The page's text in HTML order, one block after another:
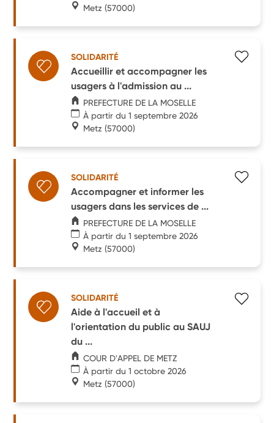
Metz (57000)
SOLIDARITÉ
Accueillir et accompagner les
usagers à l'admission au ...
PREFECTURE DE LA MOSELLE
À partir du 1 septembre 2026
Metz (57000)
SOLIDARITÉ
Accompagner et informer les
usagers dans les services de ...
PREFECTURE DE LA MOSELLE
À partir du 1 septembre 2026
Metz (57000)
SOLIDARITÉ
Aide à l'accueil et à
l'orientation du public au SAUJ
du ...
COUR D'APPEL DE METZ
À partir du 1 octobre 2026
Metz (57000)